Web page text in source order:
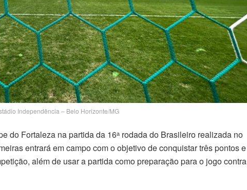
Independência – Belo Horizonte/MG
do Fortaleza na partida da 16ᵃ rodada do Brasileiro realizada no
entrará em campo com o objetivo de conquistar três pontos e
além de usar a partida como preparação para o jogo contra